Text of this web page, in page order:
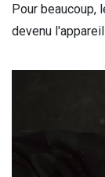
Pour beaucoup,
devenu